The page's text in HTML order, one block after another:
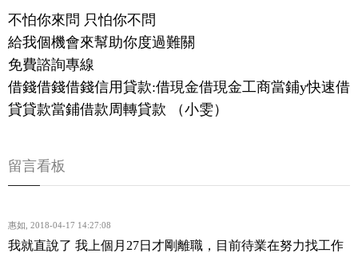
不怕你來問 只怕你不問
給我個機會來幫助你度過難關
免費諮詢專線
借錢借錢借錢信用貸款:借現金借現金工商當鋪y快速借
貸貸款當鋪借款周轉貸款 （小雯）
留言看板
惠如 2018-04-17 14:27:08
我就直說了 我上個月27日才剛離職，目前待業在努力找工作